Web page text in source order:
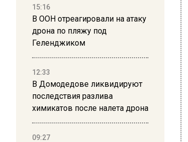
15:16
В ООН отреагировали на атаку
дрона по пляжу под
Геленджиком
12:33
В Домодедове ликвидируют
последствия разлива
химикатов после налета дрона
09:27